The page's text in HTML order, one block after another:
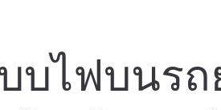
บไฟบนร